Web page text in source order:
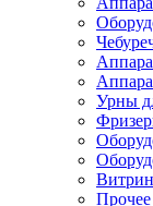
Урны
Прочее